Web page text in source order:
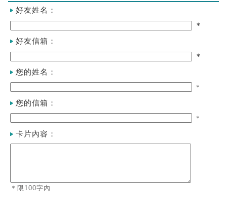
好友姓名：
＊
好友信箱：
＊
您的姓名：
＊
您的信箱：
＊
卡片內容：
＊限100字內